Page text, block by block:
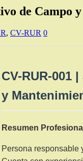
de Campo
, CV-RUR 0
CV-RUR-001
y
Resumen
Persona responsable